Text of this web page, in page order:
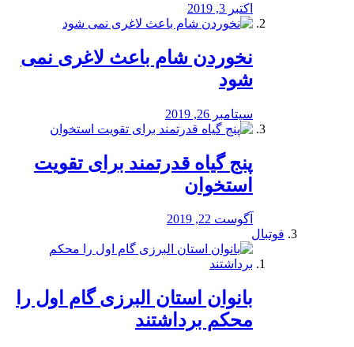
اکتبر 3, 2019
نخوردن شام باعث لاغری نمی
‌شود
سپتامبر 26, 2019
پنج گیاه قدرتمند برای تقویت
استخوان
آگوست 22, 2019
فوتبال
بانوان استان البرزی گام اول را
محكم برداشتند